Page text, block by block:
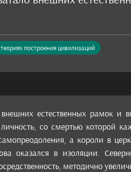
построения цивилизаций
естественных рамок и
со смертью которой
а короли в
оказался в изоляции.
методично